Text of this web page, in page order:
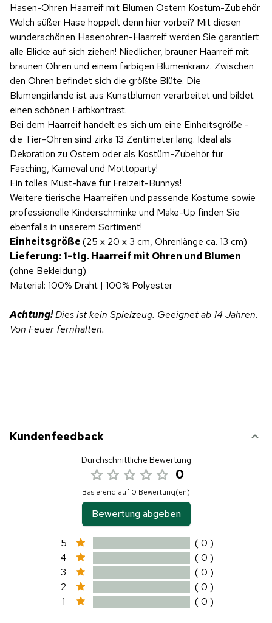
Hasen-Ohren Haarreif mit Blumen Ostern Kostüm-Zubehör
Welch süßer Hase hoppelt denn hier vorbei? Mit diesen
wunderschönen Hasenohren-Haarreif werden Sie garantiert
alle Blicke auf sich ziehen! Niedlicher, brauner Haarreif mit
braunen Ohren und einem farbigen Blumenkranz. Zwischen
den Ohren befindet sich die größte Blüte. Die
Blumengirlande ist aus Kunstblumen verarbeitet und bildet
einen schönen Farbkontrast.
Bei dem Haarreif handelt es sich um eine Einheitsgröße -
die Tier-Ohren sind zirka 13 Zentimeter lang. Ideal als
Dekoration zu Ostern oder als Kostüm-Zubehör für
Fasching, Karneval und Mottoparty!
Ein tolles Must-have für Freizeit-Bunnys!
Weitere tierische Haarreifen und passende Kostüme sowie
professionelle Kinderschminke und Make-Up finden Sie
ebenfalls in unserem Sortiment!
Einheitsgröße(25 x 20 x 3 cm, Ohrenlänge ca. 13 cm)
Lieferung: 1-tlg. Haarreif mit Ohren und Blumen
(ohne Bekleidung)
Material: 100% Draht | 100% Polyester
Achtung!Dies ist kein Spielzeug. Geeignet ab 14 Jahren.
Von Feuer fernhalten.
Kundenfeedback
Durchschnittliche Bewertung
0
Basierend auf 0 Bewertung(en)
Bewertung abgeben
5
( 0 )
4
( 0 )
3
( 0 )
2
( 0 )
1
( 0 )